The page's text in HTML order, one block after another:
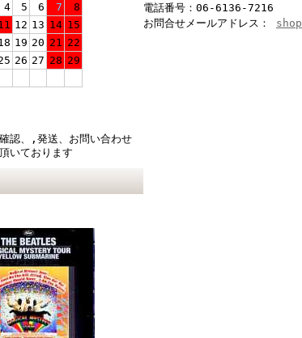
4 5 6 7
8
12 13 14 15
19 20 21 22
26 27 28 29
認、,発送、お問い合わせ
いております
電話番号：06-6136-7216
お問合せメールアドレス：